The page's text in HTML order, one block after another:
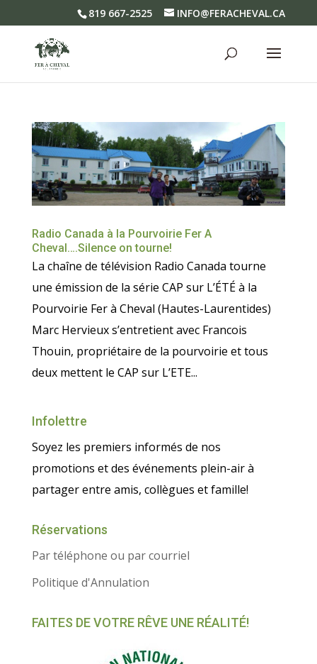
819 667-2525 INFO@FERACHEVAL.CA
Radio Canada à la Pourvoirie Fer A
Cheval….Silence on tourne!
La chaîne de télévision Radio Canada tourne
une émission de la série CAP sur L’ÉTÉ à la
Pourvoirie Fer à Cheval (Hautes-Laurentides)
Marc Hervieux s’entretient avec Francois
Thouin, propriétaire de la pourvoirie et tous
deux mettent le CAP sur L’ETE...
Infolettre
Soyez les premiers informés de nos
promotions et des événements plein-air à
partager entre amis, collègues et famille!
Réservations
Par téléphone ou par courriel
Politique d'Annulation
FAITES DE VOTRE RÊVE UNE RÉALITÉ!